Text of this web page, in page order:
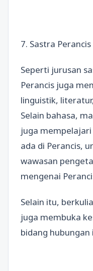
7. Sastra Perancis
Seperti jurusan
Perancis juga
linguistik,
Selain bahasa,
juga
ada di Perancis,
wawasan
mengenai
Selain itu,
juga membuka
bidang